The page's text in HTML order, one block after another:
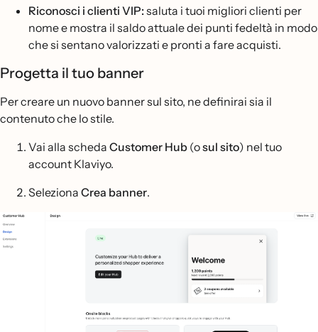
Riconosci i clienti VIP:saluta i tuoi migliori clienti per
nome e mostra il saldo attuale dei punti fedeltà in modo
che si sentano valorizzati e pronti a fare acquisti.
Progetta il tuo banner
Per creare un nuovo banner sul sito, ne definirai sia il
contenuto che lo stile.
Vai alla scheda Customer Hub (osul sito) nel tuo
account Klaviyo.
Seleziona Crea banner.